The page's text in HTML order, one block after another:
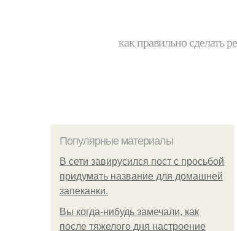
как правильно сделать
Популярные материалы
В сети завирусился пост с просьбой
придумать название для домашней
запеканки.
Вы когда-нибудь замечали, как
после тяжелого дня настроение